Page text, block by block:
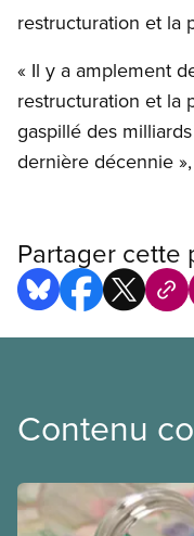
restructuration et la
« Il y a amplement
restructuration et la
gaspillé des
dernière décennie
Partager cette
Contenu